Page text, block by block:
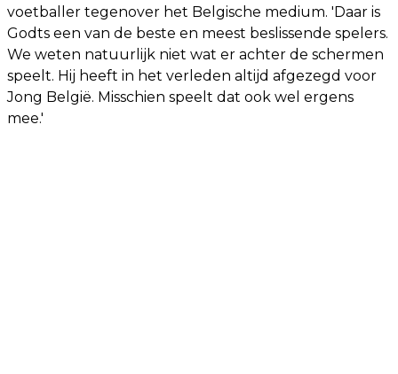
voetballer tegenover het Belgische medium. 'Daar is
Godts een van de beste en meest beslissende spelers.
We weten natuurlijk niet wat er achter de schermen
speelt. Hij heeft in het verleden altijd afgezegd voor
Jong België. Misschien speelt dat ook wel ergens
mee.'